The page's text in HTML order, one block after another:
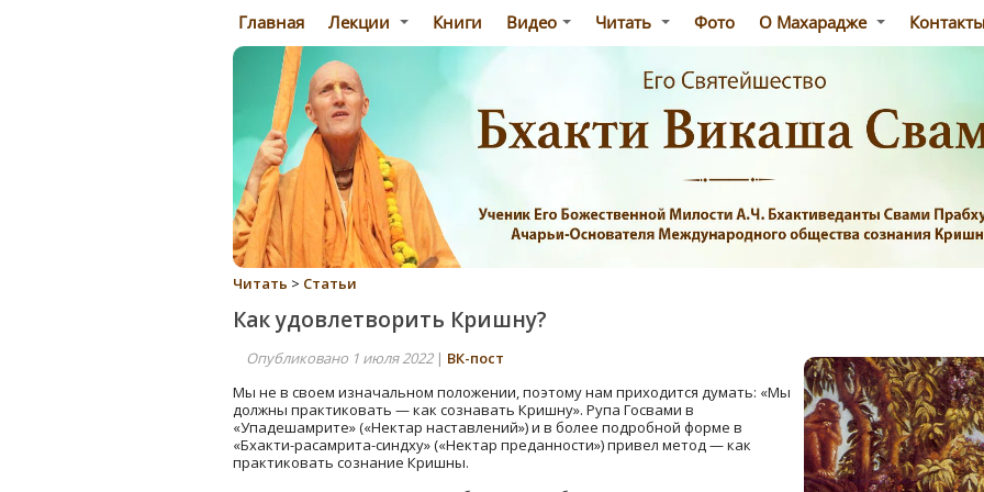
Главная Лекции Книги Видео Читать Фото О Махарадже
Читать > Статьи
Как удовлетворить Кришну?
Опубликовано 1 июля 2022| ВК-пост
Мы не в своем изначальном положении, поэтому нам приходится думать: «Мы
должны практиковать — как сознавать Кришну». Рупа Госвами в
«Упадешамрите» («Нектар наставлений») и в более подробной форме в
«Бхакти-расамрита-синдху» («Нектар преданности») привел метод — как
практиковать сознание Кришны.